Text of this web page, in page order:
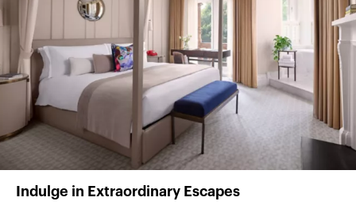
Indulge in Extraordinary Escapes